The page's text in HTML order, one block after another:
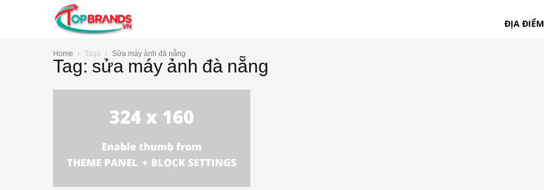
ĐỊA ĐIỂM
Home Tags Sửa máy ảnh đà nẵng
Tag: sửa máy ảnh đà nẵng